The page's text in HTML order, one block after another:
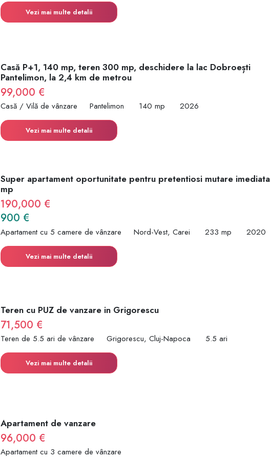
Vezi mai multe detalii
Casă P+1, 140 mp, teren 300 mp, deschidere la lac Dobroești
Pantelimon, la 2,4 km de metrou
99,000 €
Casă / Vilă de vânzare Pantelimon 140 mp 2026
Vezi mai multe detalii
Super apartament oportunitate pentru pretentiosi mutare
mp
190,000 €
900 €
Apartament cu 5 camere de vânzare Nord-Vest, Carei 233 mp 2020
Vezi mai multe detalii
Teren cu PUZ de vanzare in Grigorescu
71,500 €
Teren de 5.5 ari de vânzare Grigorescu, Cluj-Napoca 5.5 ari
Vezi mai multe detalii
Apartament de vanzare
96,000 €
Apartament cu 3 camere de vânzare